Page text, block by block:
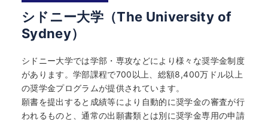
シドニー大学（The University of
Sydney）
シドニー大学では学部・専攻などにより様々な奨学金制度
があります。学部課程で700以上、総額8,400万ドル以上
の奨学金プログラムが提供されています。
願書を提出すると成績等により自動的に奨学金の審査が行
われるものと、通常の出願書類とは別に奨学金専用の申請